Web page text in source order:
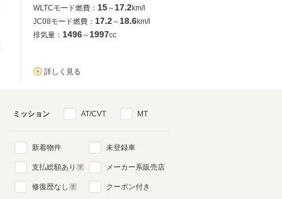
WLTCモード燃費： 15～ 17.2km/l
JC08モード燃費： 17.2～ 18.6km/l
排気量： 1496～ 1997cc
詳しく見る
ミッション AT/CVT MT
新着物件
支払総額あり
修復歴なし
未登録車
メーカー系販売店
クーポン付き